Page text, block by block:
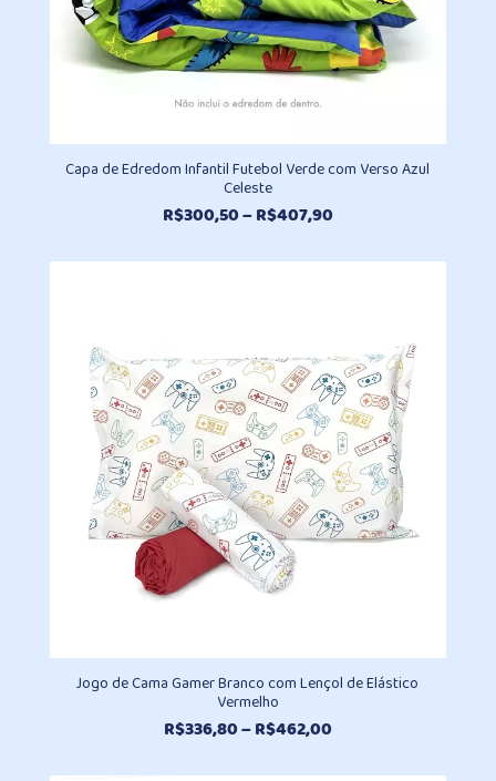
Capa de Edredom Infantil Futebol Verde com Verso Azul
Celeste
R$300,50–R$407,90Faixa
preço:
Jogo de Cama Gamer Branco com Lençol de Elástico
Vermelho
R$336,80–R$462,00Faixa